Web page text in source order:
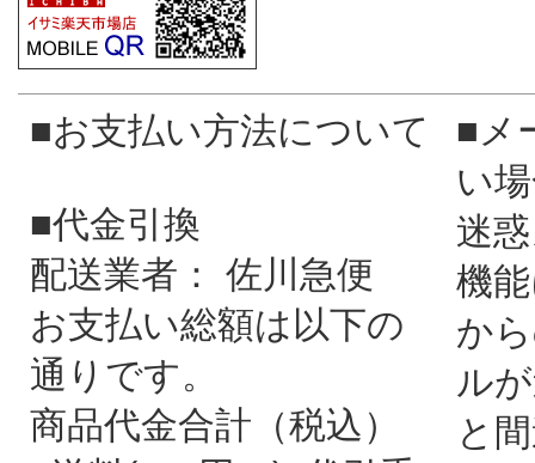
■お支払い方法について
■代金引換
配送業者： 佐川急便
お支払い総額は以下の
通りです。
商品代金合計（税込）
■メ
い
迷
機
か
ル
と